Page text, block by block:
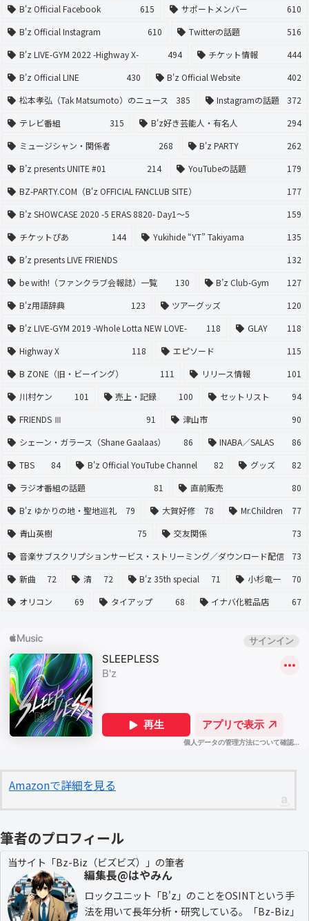
B'z Official Facebook
615 サポートメンバー
610
B'z Official Instagram
610 Twitterの話題
516
B'z LIVE-GYM 2022 -Highway X-
494 チケット情報
444
B'z Official LINE
430 B'z Official Website
402
松本孝弘（Tak Matsumoto）のニュース
385 Instagramの話題
372
テレビ番組
315 B'z好き芸能人・有名人
294
ミュージシャン・関係者
268 B'z PARTY
262
B’z presents UNITE #01
214 YouTubeの話題
179
BZ-PARTY.COM（B'z OFFICIAL FANCLUB SITE）
177
B’z SHOWCASE 2020 -5 ERAS 8820- Day1〜5
159
チケットぴあ
144 Yukihide “YT” Takiyama
135
B’z presents LIVE FRIENDS
132
be with!（ファンクラブ会報誌）一覧
130 B’z Club-Gym
127
B'z用語辞典
123 ツアーグッズ
120
B'z LIVE-GYM 2019 -Whole Lotta NEW LOVE-
118 GLAY
118
Highway X
118 エピソード
115
B ZONE（旧・ビーイング）
111 リリース情報
101
川村ケン
101 売上・記録 100 セットリスト
94
FRIENDS Ⅲ
91 津山市
90
シェーン・ガラース（Shane Gaalaas）
86 INABA／SALAS
86
TBS
84 B'z Official YouTube Channel 82 グッズ
82
ラジオ番組の話題
81 直前販売
80
B'z ゆかりの地・聖地巡礼
79 大賀好修 78 Mr.Children
77
青山英樹
75 交友関係
73
音楽サブスクリプションサービス・ストリーミング／ダウンロード配信
73
新曲
72 清 72 B'z 35th special 71 小杉竜一
70
オリコン
69 タイアップ 68 イナバ化粧品店 67
Amazonで詳細を見る
筆者のプロフィール
当サイト「Bz-Biz（ビズビズ）」の筆者
編集長@はやみん
ロックユニット「B'z」のことをOSINTという手
法を用いて長年分析・研究している。「Bz-Biz」